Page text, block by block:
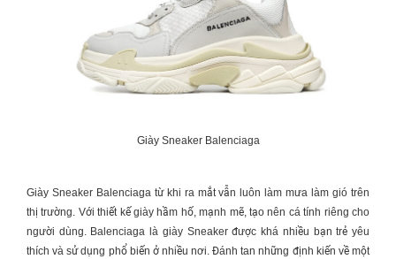
Giày Sneaker Balenciaga
Giày SneakerBalenciaga từ khi ra mắt vẫn luôn làm mưa làm gió trên
thị trường. Với thiết kế giày hầm hố, mạnh mẽ, tạo nên cá tính riêng cho
người dùng. Balenciaga là giày Sneakerđược khá nhiều bạn trẻ yêu
thích và sử dụng phổ biến ở nhiều nơi. Đánh tan những định kiến về một